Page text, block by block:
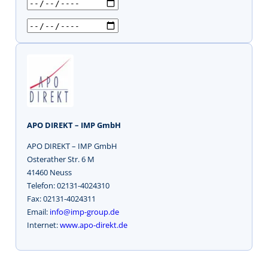
APO DIREKT – IMP GmbH
APO DIREKT – IMP GmbH
Osterather Str. 6 M
41460 Neuss
Telefon: 02131-4024310
Fax: 02131-4024311
Email: info@imp-group.de
Internet:www.apo-direkt.de